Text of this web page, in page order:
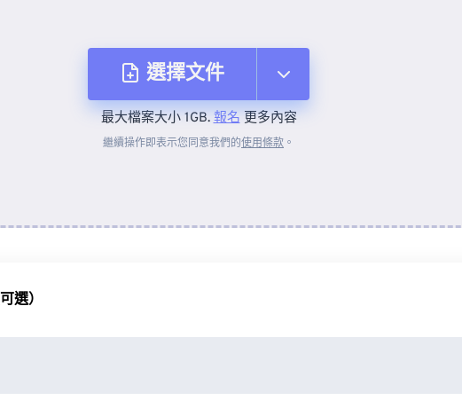
選擇文件
來自裝置
最大檔案大小 1GB.報名更多內容
繼續操作即表示您同意我們的使用條款 。
選）